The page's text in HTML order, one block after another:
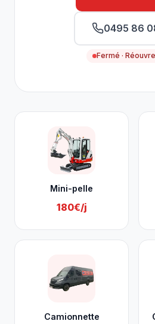
0495 86
Fermé ·
Mini-pelle
180€/j
Camionnette